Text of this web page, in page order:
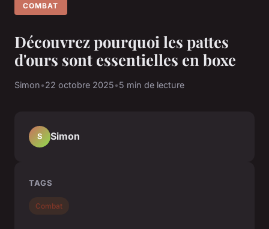
COMBAT
Découvrez pourquoi les pattes
d'ours sont essentielles en boxe
Simon•22 octobre 2025•5 min de lecture
S Simon
TAGS
Combat